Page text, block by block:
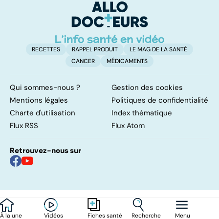
À la une Vidéos Fiches santé Recherche Menu
RECETTES RAPPEL PRODUIT
LE MAG DE LA SANTÉ
CANCER
MÉDICAMENTS
Qui sommes-nous ?
Gestion des cookies
Mentions légales
Politiques de confidentialité
Charte d'utilisation
Index thématique
Flux RSS
Flux Atom
Retrouvez-nous sur